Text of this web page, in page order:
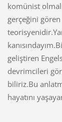
komünist
gerçeğini
geliştiren
devrimcileri
biliriz.Bu
hayatını